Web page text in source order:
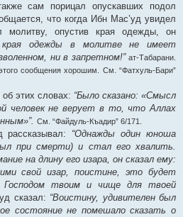
сам порицал опускавших подол
что когда Ибн Мас’уд увидел
молитву, опустив края одежды, он
края одежды в молитве не имеет
ни в запретном!” ат-Табарани.
сообщения хорошим. См. “Фатхуль-Бари”
этих словах: “Было сказано: «Смысл
человек не верует в то, что Аллах
См. “Файдуль-Къадир” 6/171.
“Однажды один юноша
при смерти) и стал его хвалить.
на длину его изара, он сказал ему:
свой изар, поистине, это будет
Господом твоим и чище для твоей
сказал: “Воистину, удивителен был
состояние не помешало сказать о